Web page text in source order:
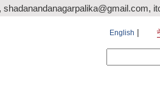
shadanandanagarpalika@gmail.com,
English